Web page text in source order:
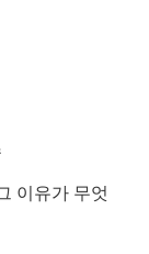
이유가 무엇